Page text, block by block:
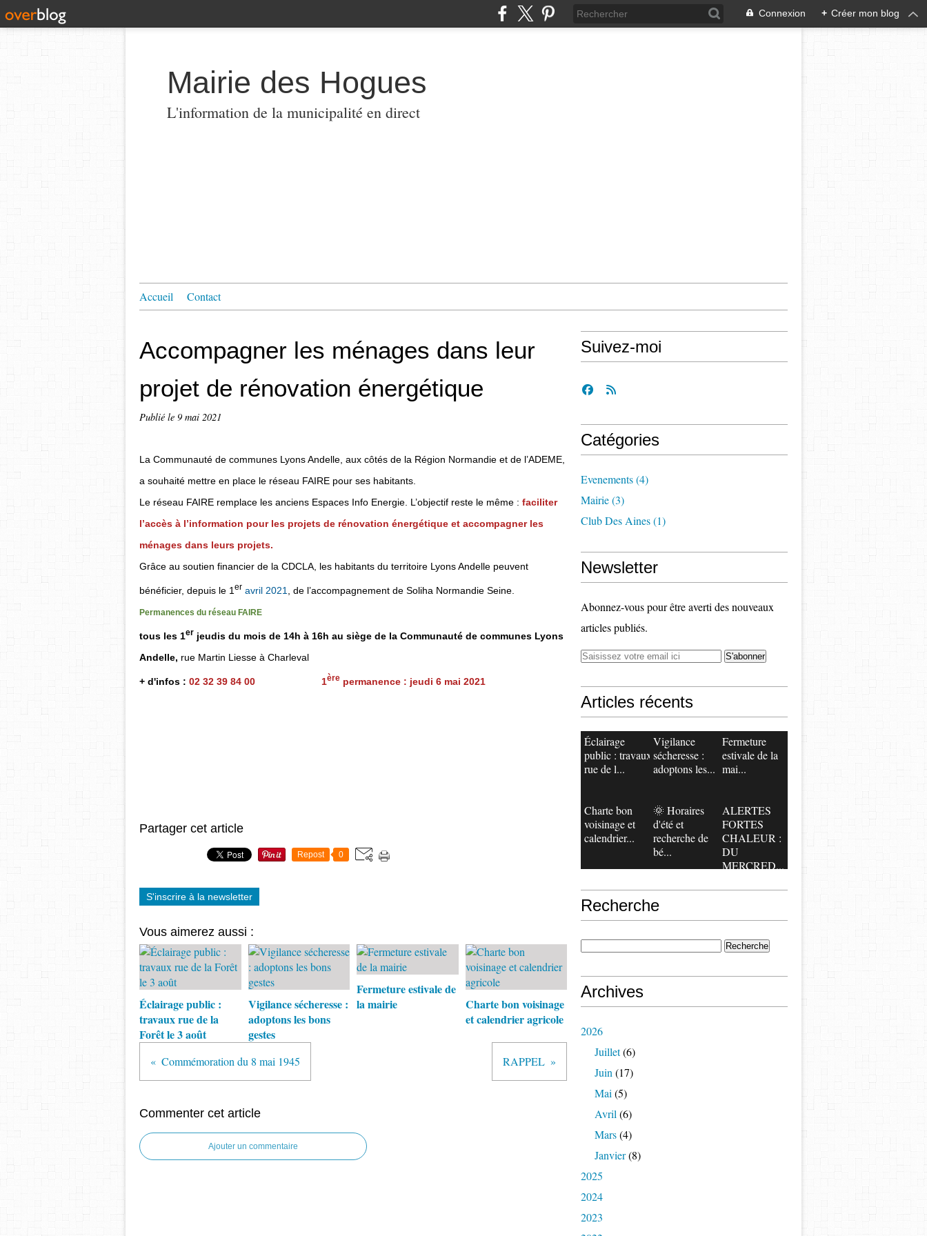
Connexion + Créer mon blog
Mairie des Hogues
L'information de la municipalité en direct
Accueil Contact
Accompagner les ménages dans leur
projet de rénovation énergétique
Publié le 9 mai 2021
La Communauté de communes Lyons Andelle, aux côtés de la Région Normandie et de l’ADEME,
a souhaité mettre en place le réseau FAIRE pour ses habitants.
Le réseau FAIRE remplace les anciens Espaces Info Energie. L’objectif reste le même : faciliter
l’accès à l’information pour les projets de rénovation énergétique et accompagner les
ménages dans leurs projets.
Grâce au soutien financier de la CDCLA, les habitants du territoire Lyons Andelle peuvent
bénéficier, depuis le 1 er avril 2021 , de l’accompagnement de Soliha Normandie Seine.
Permanences du réseau FAIRE
tous les 1er jeudis du mois de 14h à 16h au siège de la Communauté de communes Lyons
Andelle, rue Martin Liesse à Charleval
+ d'infos : 02 32 39 84 00 1ère permanence : jeudi 6 mai 2021
Partager cet article
Repost 0
S'inscrire à la newsletter
Vous aimerez aussi :
Éclairage public :
travaux rue de la
Forêt le 3 août
Vigilance sécheresse :
adoptons les bons
gestes
​​​​​​​Fermeture estivale de
la mairie
Charte bon voisinage
et calendrier agricole
Commémoration du 8 mai 1945 RAPPEL
Commenter cet article
Ajouter un commentaire
Suivez-moi
Catégories
Evenements(4)
Mairie(3)
Club Des Aines(1)
Newsletter
Abonnez-vous pour être averti des nouveaux
articles publiés.
Articles récents
Éclairage
public : travaux
rue de l...
Vigilance
sécheresse :
adoptons les...
​​​​​​​Fermeture
estivale de la
mai...
Charte bon
voisinage et
calendrier...
🌞 Horaires
d'été et
recherche de
bé...
ALERTES
FORTES
CHALEUR :
DU
MERCRED...
Recherche
Archives
2026
Juillet(6)
Juin (17)
Mai (5)
Avril (6)
Mars(4)
Janvier(8)
2025
2024
2023